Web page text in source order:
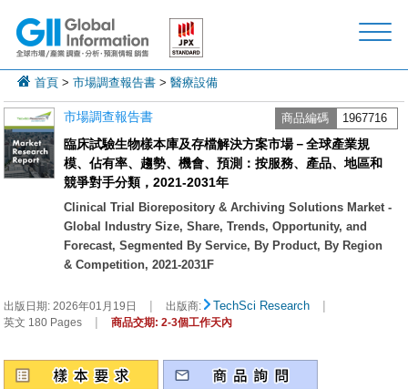
首頁 >市場調查報告書 >醫療設備
市場調查報告書 商品編碼 1967716
臨床試驗生物樣本庫及存檔解決方案市場－全球產業規
模、佔有率、趨勢、機會、預測：按服務、產品、地區和
競爭對手分類，2021-2031年
Clinical Trial Biorepository & Archiving Solutions Market -
Global Industry Size, Share, Trends, Opportunity, and
Forecast, Segmented By Service, By Product, By Region
& Competition, 2021-2031F
出版日期:2026年01月19日 | 出版商: TechSci Research |
英文 180 Pages | 商品交期: 2-3個工作天內